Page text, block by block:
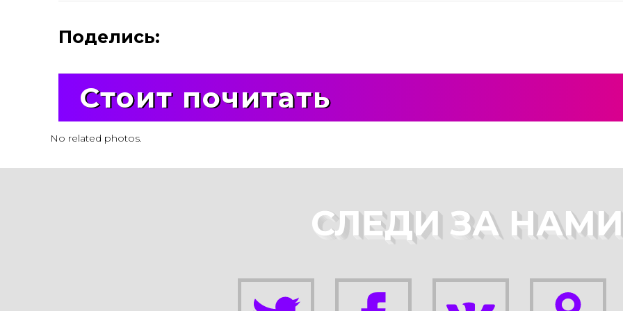
Поделись:
Стоит почитать
No related photos.
СЛЕДИ ЗА НАМИ